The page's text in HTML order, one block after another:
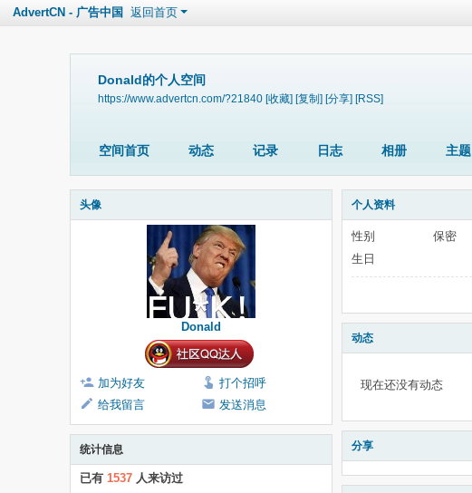
AdvertCN - 广告中国 返回首页
Donald的个人空间
https://www.advertcn.com/?21840 [收藏] [复制] [分享] [RSS]
空间首页 动态 记录 日志 相册 主题
头像
Donald
加为好友
打个招呼
给我留言
发送消息
统计信息
已有 1537 人来访过
个人资料
性别
保密
生日
动态
现在还没有动态
分享